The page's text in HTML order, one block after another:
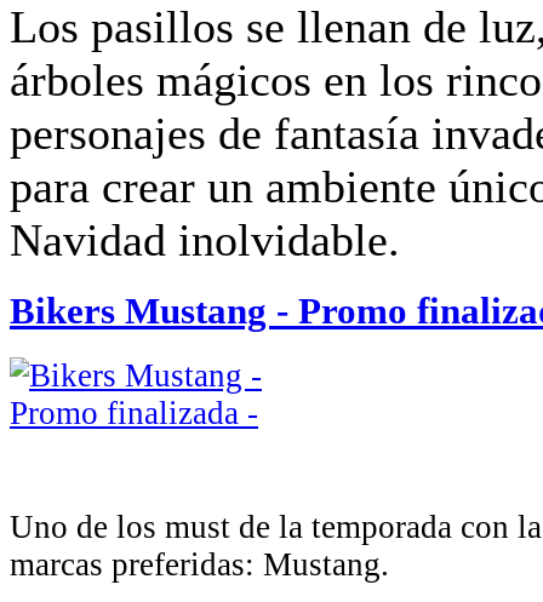
Los pasillos se llenan de
árboles mágicos en los
personajes de fantasía
para crear un ambiente
Navidad inolvidable.
Bikers Mustang - Promo
Uno de los must de la temporada con
marcas preferidas: Mustang.